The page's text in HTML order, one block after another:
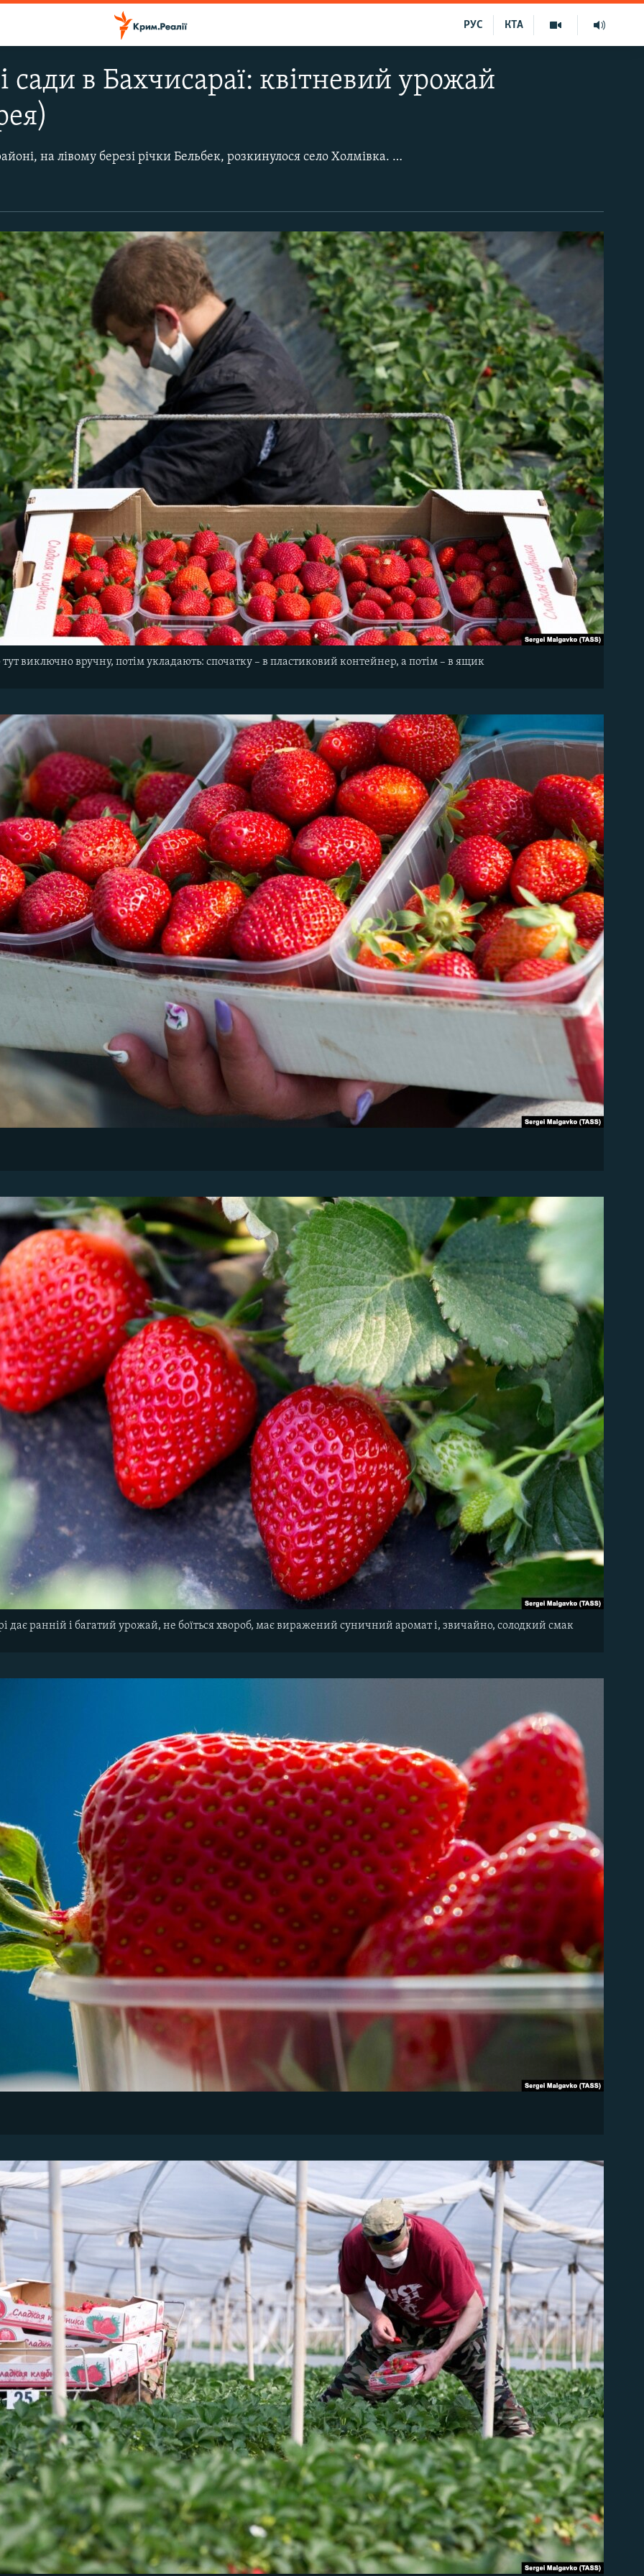
КТА
РУС
сади в Бахчисараї: квітневий урожай
У Бахчисарайському районі, на лівому березі річки Бельбек, розкинулося село Холмівка. У місцевих теплицях вирощують полуницю сорту Клері, яка вже дала перші врожаї.
виключно вручну, потім укладають: спочатку – в пластиковий контейнер, а потім – в ящик
дає ранній і багатий урожай, не боїться хвороб, має виражений суничний аромат і, звичайно, солодкий смак